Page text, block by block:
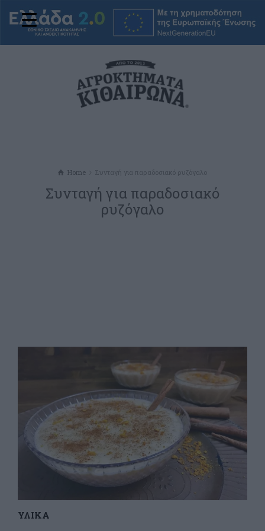
Home Συνταγή για παραδοσιακό ρυζόγαλο
Συνταγή για παραδοσιακό
ρυζόγαλο
ΥΛΙΚΑ